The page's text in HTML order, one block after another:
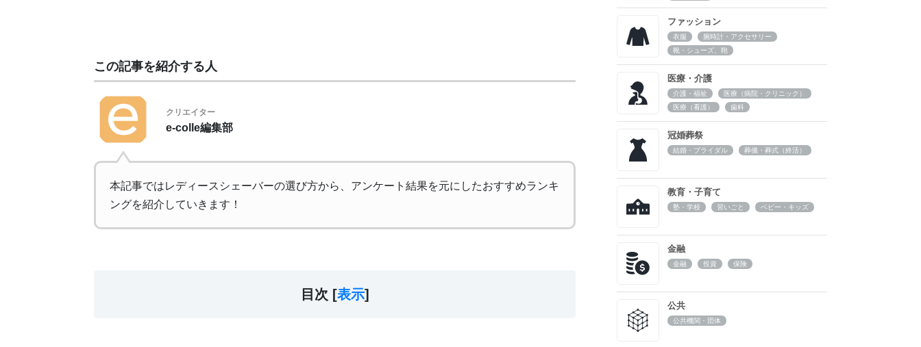
この記事を紹介する人
クリエイター
e-colle編集部
本記事ではレディースシェーバーの選び方から、アンケート結果を元にしたおすすめランキ
ングを紹介していきます！
目次 [表示]
ファッション
衣服
腕時計・アクセサリー
靴・シューズ、鞄
医療・介護
介護・福祉
医療（病院・クリニック）
医療（看護）
歯科
冠婚葬祭
結婚・ブライダル 葬儀・葬式（終活）
教育・子育て
塾・学校 習いごと ベビー・キッズ
金融
金融 投資 保険
公共
公共機関・団体